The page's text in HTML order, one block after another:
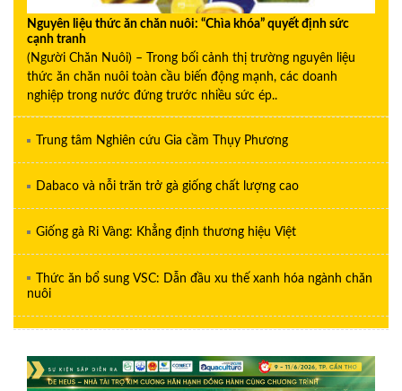
Nguyên liệu thức ăn chăn nuôi: “Chìa khóa” quyết định sức
cạnh tranh
(Người Chăn Nuôi) – Trong bối cảnh thị trường nguyên liệu
thức ăn chăn nuôi toàn cầu biến động mạnh, các doanh
nghiệp trong nước đứng trước nhiều sức ép..
Trung tâm Nghiên cứu Gia cầm Thụy Phương
Dabaco và nỗi trăn trở gà giống chất lượng cao
Giống gà Ri Vàng: Khẳng định thương hiệu Việt
Thức ăn bổ sung VSC: Dẫn đầu xu thế xanh hóa ngành chăn
nuôi